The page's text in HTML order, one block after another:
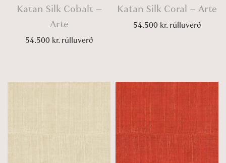
Katan Silk Cobalt –
Arte
54.500 kr.rúlluverð
Katan Silk Coral – Arte
54.500 kr.rúlluverð